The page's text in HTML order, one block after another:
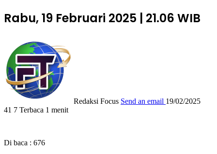
Rabu, 19 Februari 2025 | 21.06 WIB
Redaksi Focus Send an email 19/02/2025
41 7 Terbaca 1 menit
Di baca : 676